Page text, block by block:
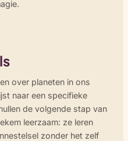
over planeten in ons
naar een specifieke
de volgende stap van
leerzaam: ze leren
zonder het zelf